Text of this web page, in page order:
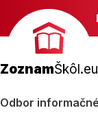
ZoznamŠkôl.eu
Odbor